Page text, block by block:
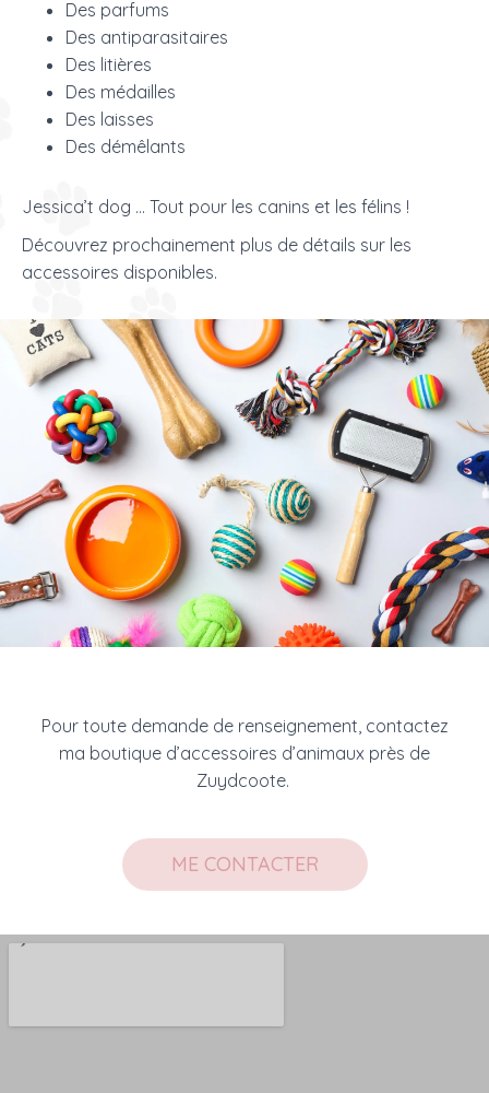
Des parfums
Des antiparasitaires
Des litières
Des médailles
Des laisses
Des démêlants
Jessica’t dog … Tout pour les canins et les félins !
Découvrez prochainement plus de détails sur les
accessoires disponibles.
Pour toute demande de renseignement, contactez
ma boutique d’accessoires d’animaux près de
Zuydcoote.
ME CONTACTER